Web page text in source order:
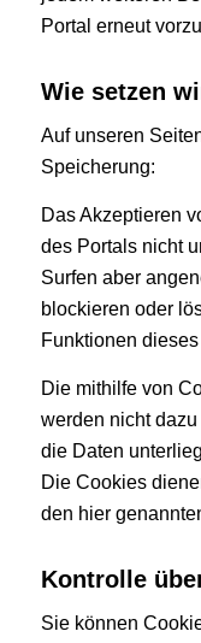
Portal erneut
Wie setzen
Auf unseren
Speicherung:
Das Akzeptieren
des Portals nicht
Surfen aber
blockieren oder
Funktionen
Die mithilfe von
werden nicht
die Daten
Die Cookies
den hier
Kontrolle
Sie können